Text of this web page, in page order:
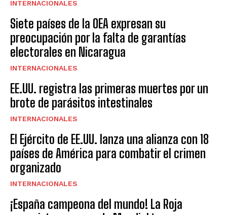
INTERNACIONALES
Siete países de la OEA expresan su
preocupación por la falta de garantías
electorales en Nicaragua
INTERNACIONALES
EE.UU. registra las primeras muertes por un
brote de parásitos intestinales
INTERNACIONALES
El Ejército de EE.UU. lanza una alianza con 18
países de América para combatir el crimen
organizado
INTERNACIONALES
¡España campeona del mundo! La Roja